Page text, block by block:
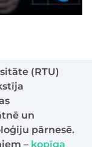
(RTU)
un
pārnesē.
– kopīga